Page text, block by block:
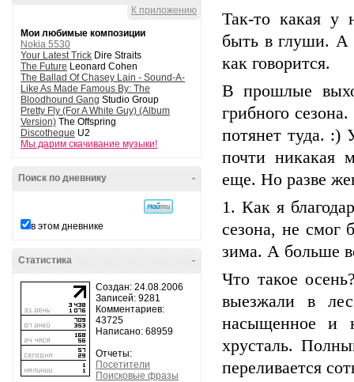
К приложению
Мои любимые композиции
Nokia 5530
Your Latest Trick Dire Straits
The Future Leonard Cohen
The Ballad Of Chasey Lain - Sound-A-
Like As Made Famous By: The
Bloodhound Gang Studio Group
Pretty Fly (For A White Guy) (Album
Version) The Offspring
Discotheque U2
Мы дарим скачивание музыки!
-
Поиск по дневнику
в этом дневнике
-
Статистика
Создан: 24.08.2006
Записей: 9281
Комментариев:
43725
Написано: 68959
Отчеты:
Посетители
Поисковые фразы
Так-то какая у
быть в глуши. А
как говорится.
В прошлые
грибного
потянет туда. :)
почти никакая
еще. Но разве
1. Как я
сезона, не смог
зима. А больше
Что такое
выезжали в
насыщенное и
хрусталь.
переливается